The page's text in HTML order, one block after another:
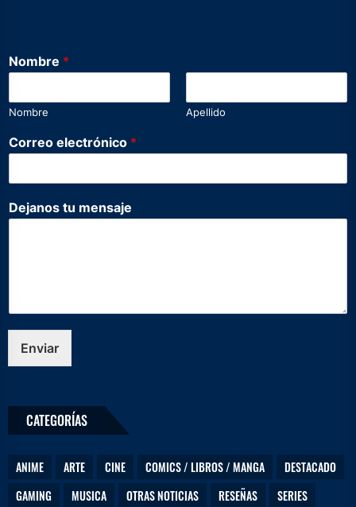
*
*
e
n
a
e
Nombre *
Nombre Apellido
Correo electrónico *
Dejanos tu mensaje
Enviar
CATEGORÍAS
ANIME ARTE CINE COMICS / LIBROS / MANGA
DESTACADO
GAMING
MUSICA OTRAS NOTICIAS RESEÑAS
SERIES